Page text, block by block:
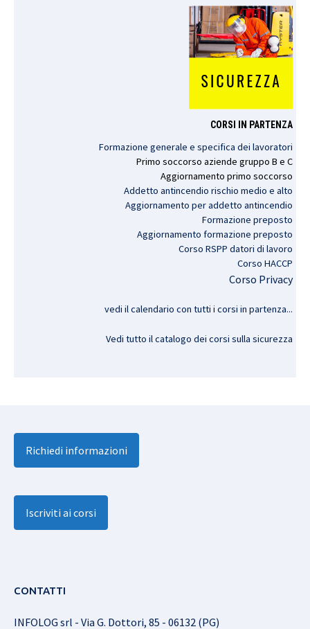
CORSI IN PARTENZA
Formazione generale e specifica dei lavoratori
Primo soccorso aziende gruppo B e C
Aggiornamento primo soccorso
Addetto antincendio rischio medio e alto
Aggiornamento per addetto antincendio
Formazione preposto
Aggiornamento formazione preposto
Corso RSPP datori di lavoro
Corso HACCP
Corso Privacy
vedi il calendario con tutti i corsi in partenza...
Vedi tutto il catalogo dei corsi sulla sicurezza
Richiedi informazioni
Iscriviti ai corsi
CONTATTI
INFOLOG srl - Via G. Dottori, 85 - 06132 (PG)